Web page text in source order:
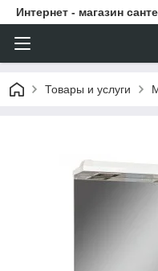
Интернет - магазин
Товары и услуги